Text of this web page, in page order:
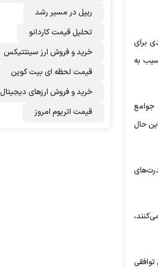
برای
به
جوامع
حال
ریپل در مسیر رشد
تحلیل قیمت کاردانو
خرید و فروش ارز سینتتیکس
قیمت لحظه ای بیت کوین
خرید و فروش ارزهای دیجیتال
قیمت اتریوم امروز